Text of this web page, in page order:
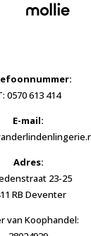
0570 613 414
E-mail:
Adres:
23-25
RB Deventer
van Koophandel: